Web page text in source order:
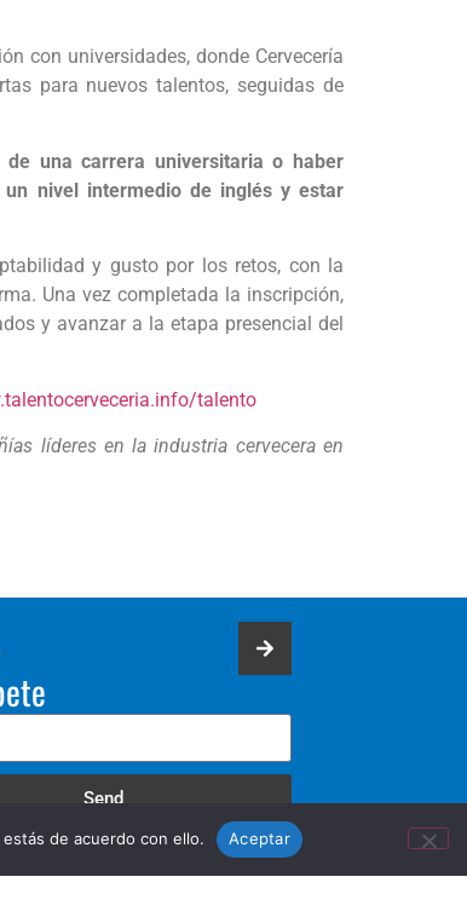
con universidades, donde Cervecería
para nuevos talentos, seguidas de
una carrera universitaria o haber
nivel intermedio de inglés y estar
y gusto por los retos, con la
Una vez completada la inscripción,
y avanzar a la etapa presencial del
talento
líderes en la industria cervecera en
Send
de acuerdo con ello. Aceptar